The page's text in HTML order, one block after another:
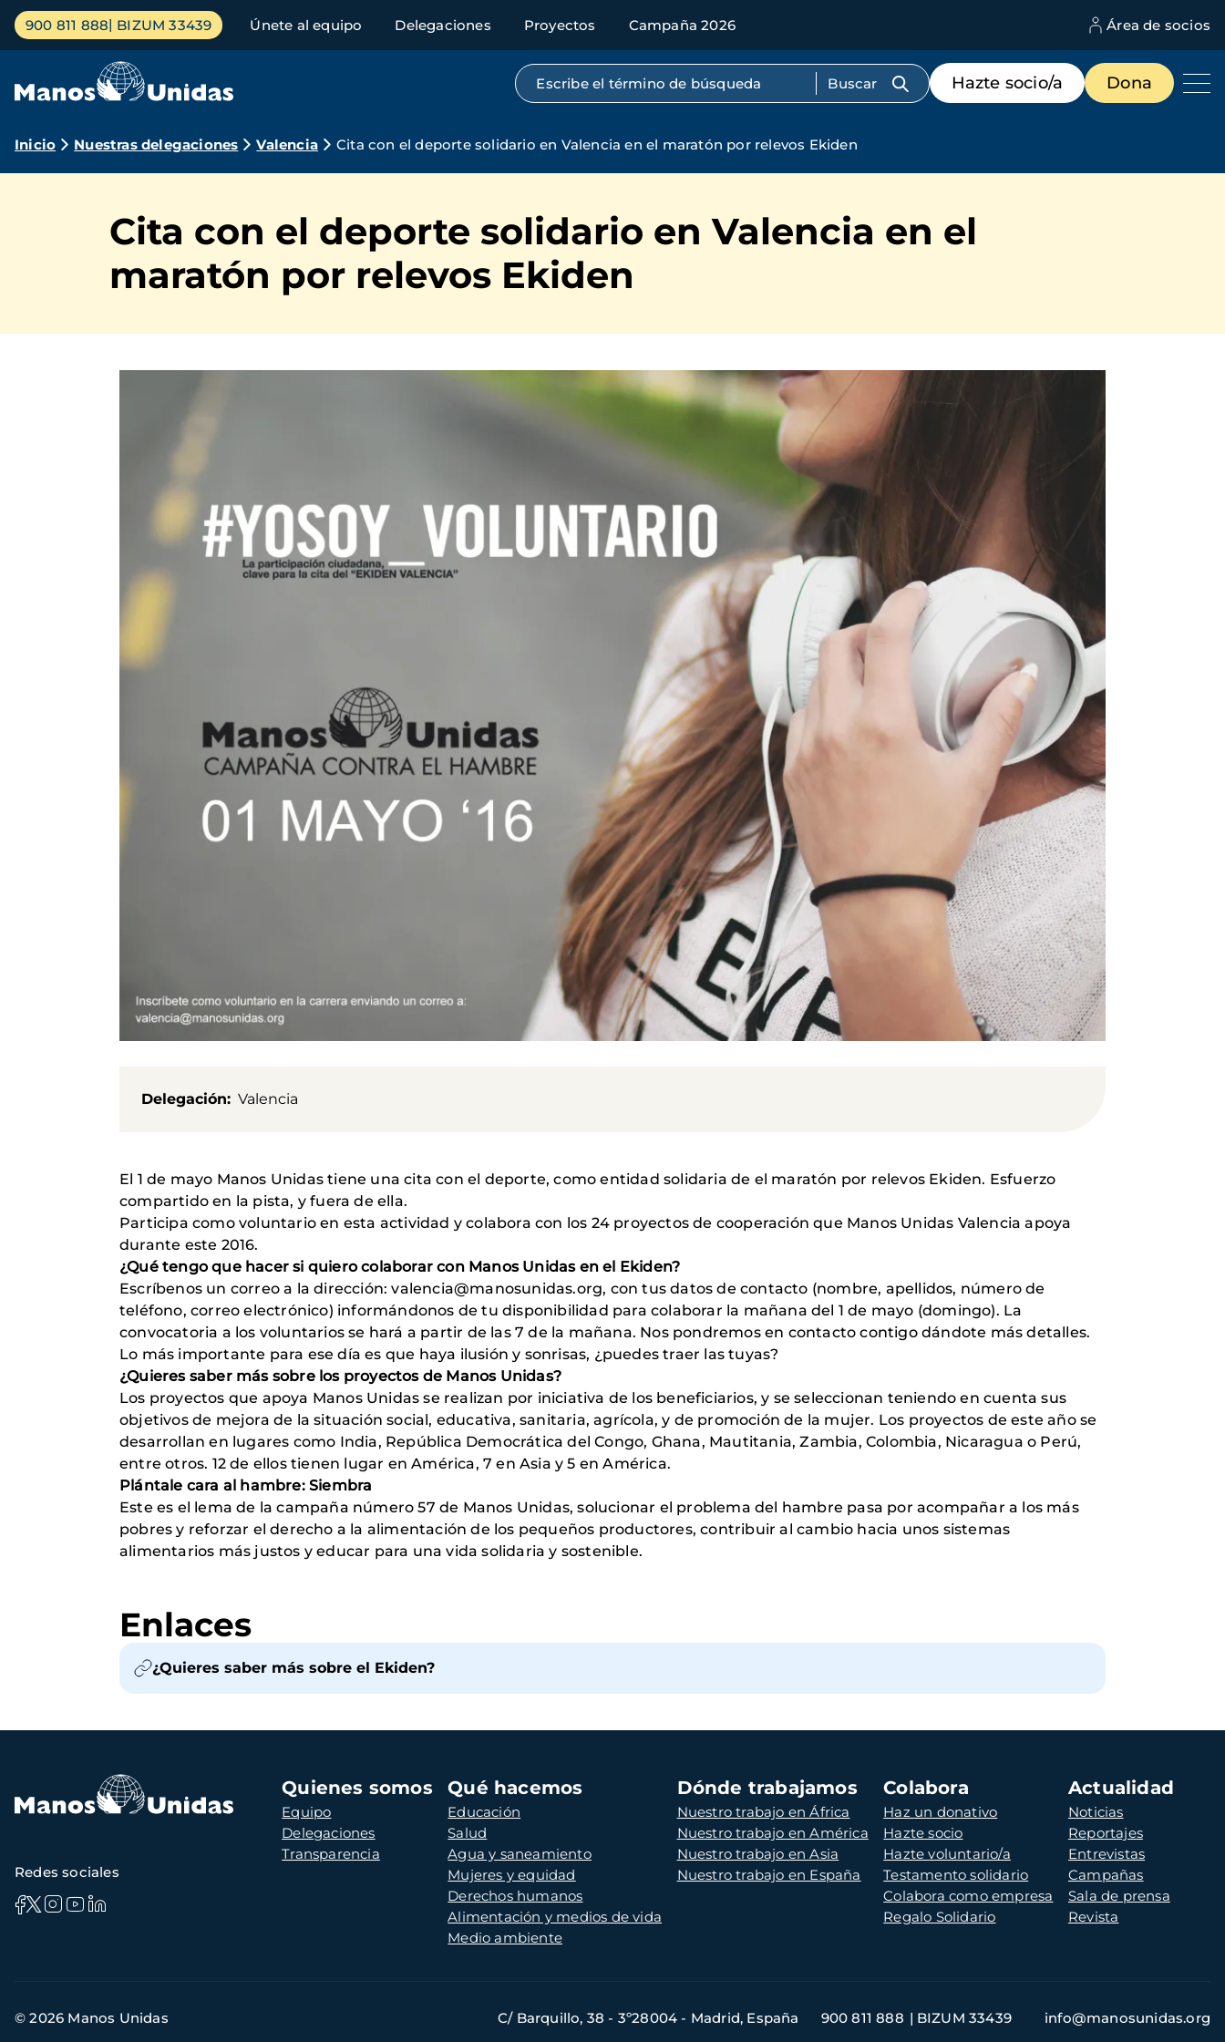
Pasar
contenido
Menú
principal
900 811 888 BIZUM 33439 Únete al equipo Delegaciones Proyectos Campaña 2026 Área de socios
Búsqueda por texto completo
Menú
de
destacados
Hazte socio/a Dona
Ruta
navegación
Inicio Nuestras delegaciones Valencia Cita con el deporte solidario en Valencia en el maratón por relevos Ekiden
Cita con el deporte solidario en Valencia en el
maratón por relevos Ekiden
Delegación Valencia
El 1 de mayo Manos Unidas tiene una cita con el deporte, como entidad solidaria de el maratón por relevos Ekiden. Esfuerzo
compartido en la pista, y fuera de ella.
Participa como voluntario en esta actividad y colabora con los 24 proyectos de cooperación que Manos Unidas Valencia apoya
durante este 2016.
¿Qué tengo que hacer si quiero colaborar con Manos Unidas en el Ekiden?
Escríbenos un correo a la dirección: valencia@manosunidas.org, con tus datos de contacto (nombre, apellidos, número de
teléfono, correo electrónico) informándonos de tu disponibilidad para colaborar la mañana del 1 de mayo (domingo). La
convocatoria a los voluntarios se hará a partir de las 7 de la mañana. Nos pondremos en contacto contigo dándote más detalles.
Lo más importante para ese día es que haya ilusión y sonrisas, ¿puedes traer las tuyas?
¿Quieres saber más sobre los proyectos de Manos Unidas?
Los proyectos que apoya Manos Unidas se realizan por iniciativa de los beneficiarios, y se seleccionan teniendo en cuenta sus
objetivos de mejora de la situación social, educativa, sanitaria, agrícola, y de promoción de la mujer. Los proyectos de este año se
desarrollan en lugares como India, República Democrática del Congo, Ghana, Mautitania, Zambia, Colombia, Nicaragua o Perú,
entre otros. 12 de ellos tienen lugar en América, 7 en Asia y 5 en América.
Plántale cara al hambre: Siembra
Este es el lema de la campaña número 57 de Manos Unidas, solucionar el problema del hambre pasa por acompañar a los más
pobres y reforzar el derecho a la alimentación de los pequeños productores, contribuir al cambio hacia unos sistemas
alimentarios más justos y educar para una vida solidaria y sostenible.
Enlaces
¿Quieres saber más sobre el Ekiden?
Navegación
principal
Quienes somos
Equipo
Delegaciones
Transparencia
Qué hacemos
Educación
Salud
Agua y saneamiento
Mujeres y equidad
Derechos humanos
Alimentación y medios de vida
Medio ambiente
Dónde trabajamos
Nuestro trabajo en África
Nuestro trabajo en América
Nuestro trabajo en Asia
Nuestro trabajo en España
Colabora
Haz un donativo
Hazte socio
Hazte voluntario/a
Testamento solidario
Colabora como empresa
Regalo Solidario
Actualidad
Noticias
Reportajes
Entrevistas
Campañas
Sala de prensa
Revista
Redes sociales
de
© 2026 Manos Unidas C/ Barquillo, 38 - 3º28004 - Madrid, España 900 811 888 BIZUM 33439 info@manosunidas.org